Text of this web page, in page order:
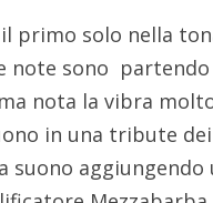
primo solo nella
note sono partendo
nota la vibra
in una tribute dei
suono